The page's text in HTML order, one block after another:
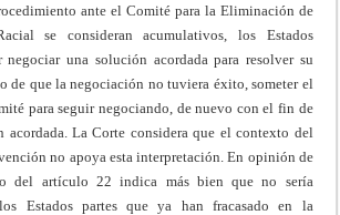
ante el Comité para la Eliminación de
se consideran acumulativos, los Estados
una solución acordada para resolver su
de que la negociación no tuviera éxito, someter el
para seguir negociando, de nuevo con el fin de
acordada. La Corte considera que el contexto del
no apoya esta interpretación. En opinión de
del artículo 22 indica más bien que no sería
Estados partes que ya han fracasado en la